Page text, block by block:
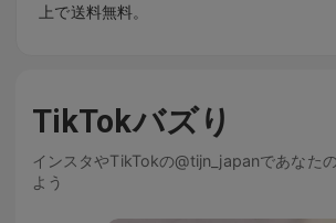
上で送料無料。
TikTokバズり
インスタやTikTokの@tijn_japanであなた
よう